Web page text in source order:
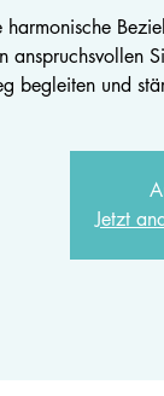
harmonische
begleiten und
Jetzt